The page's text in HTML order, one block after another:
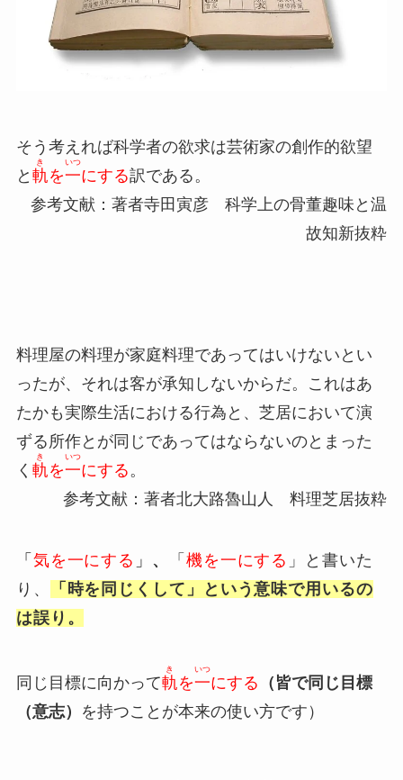
そう考えれば科学者の欲求は芸術家の創作的欲望
と 軌
き
を一
いつ
にする訳である。
参考文献：著者寺田寅彦 科学上の骨董趣味と温
故知新抜粋
料理屋の料理が家庭料理であってはいけないとい
ったが、それは客が承知しないからだ。これはあ
たかも実際生活における行為と、芝居において演
ずる所作とが同じであってはならないのとまった
く 軌
き
を一
いつ
にする。
参考文献：著者北大路魯山人 料理芝居抜粋
「 気を一にする 」 、 「 機を一にする 」と書いた
り、
「時を同じくして」という意味で用いるの
は誤り。
同じ目標に向かって軌
き
を一
いつ
にする （皆で同じ目標
（意志）
を持つことが本来の使い方です）